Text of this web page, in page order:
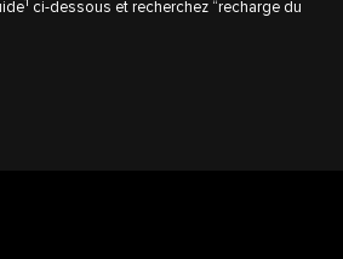
ci-dessous et recherchez “recharge du